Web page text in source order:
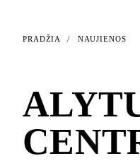
PRADŽIA / NAUJIENOS